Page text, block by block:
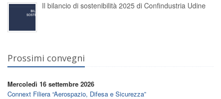
Il bilancio di sostenibilità 2025 di Confindustria Udine
Prossimi convegni
Mercoledì 16 settembre 2026
Connext Filiera “Aerospazio, Difesa e Sicurezza”